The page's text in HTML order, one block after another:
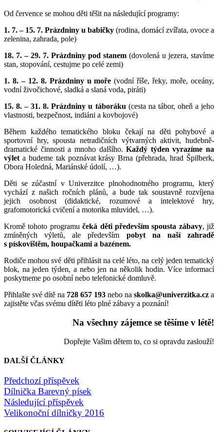
Od července se mohou děti těšit na následující programy:
1. 7. – 15. 7. Prázdniny u babičky (rodina, domácí zvířata, ovoce a
zelenina, zahrada, pole)
18. 7. – 29. 7. Prázdniny pod stanem (dovolená u jezera, stavíme
stan, stopování, cestujme po celé zemi)
1. 8. – 12. 8. Prázdniny u moře(vodní říše, řeky, moře, oceány,
vodní živočichové, sladká a slaná voda, piráti)
15. 8. – 31. 8. Prázdniny u táboráku (cesta na tábor, oheň a jeho
vlastnosti, bezpečnost, indiáni a kovbojové)
Během každého tematického bloku čekají na děti pohybové a
sportovní hry, spousta netradičních výtvarných aktivit, hudebně-
dramatické činnosti a mnoho dalšího.Každý týden vyrazíme na
výlet a budeme tak poznávat krásy Brna (přehrada, hrad Špilberk,
Obora Holedná, Mariánské údolí, …).
Děti se zúčastní v Univerzitce plnohodnotného programu, který
vychází z našich ročních plánů, a bude tak soustavně rozvíjena
jejich osobnost (didaktické, rozumové a intelektové hry,
grafomotorická cvičení a motorika mluvidel, …).
Kromě tohoto programučeká děti především spousta zábavy, již
zmíněných výletů, ale především pobyt na naší zahradě
s pískovištěm, houpačkami a bazénem.
Rodiče mohou své děti přihlásit na celé léto, na celý jeden tematický
blok, na jeden týden, a nebo jen na několik hodin. Více informací
poskytneme po osobní nebo telefonické domluvě.
Přihlašte své dítě na 728 657 193 nebo na skolka@univerzitka.cz a
zajistěte včas svému dítěti léto plné zábavy a poznání!
Na všechny zájemce se těšíme v létě!
Dopřejte Vašim dětem to, co si opravdu zaslouží!
DALŠÍ ČLÁNKY
Předchozí příspěvek
Dílnička Barevný písek
Následující příspěvek
Velikonoční dílničky 2016